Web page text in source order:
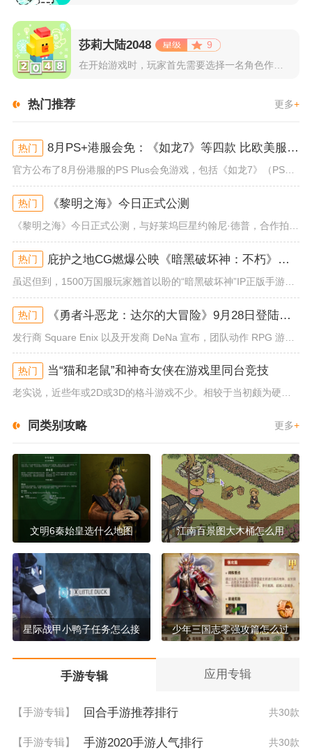
莎莉大陆2048
9
热门推荐 更多+
热门 8月PS+港服会免：《如龙7》等四款 比欧美服多一款
官方公布了8月份港服的PS Plus会免游戏，包括《如龙7》（PS4/PS5）、《小小梦魇》（PS4）、《托尼霍克职业滑...
热门 《黎明之海》今日正式公测
热门 庇护之地CG燃爆公映《暗黑破坏神：不朽》今日全平台上线
虽迟但到，1500万国服玩家翘首以盼的“暗黑破坏神”IP正版手游《暗黑破坏神：不朽》已于今日全平台上线！动作RPG王者再...
热门 《勇者斗恶龙：达尔的大冒险》9月28日登陆苹果谷歌应用商店
发行商 Square Enix 以及开发商 DeNa 宣布，团队动作 RPG 游戏《勇者斗恶龙：达尔的大冒险 魂之绊》将...
热门 当“猫和老鼠”和神奇女侠在游戏里同台竞技
老实说，近些年或2D或3D的格斗游戏不少。相较于当初颇为硬核的难度。如今这类游戏大都以较低的游玩门槛，独特的技能机制吸引...
同类别攻略 更多+
文明6秦始皇选什么地图 江南百景图大木桶怎么用
星际战甲小鸭子任务怎么接 少年三国志零强攻篇怎么过
手游专辑 应用专辑
【手游专辑】 回合手游推荐排行 共30款
【手游专辑】 手游2020手游人气排行 共30款